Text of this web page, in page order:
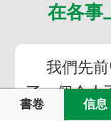
在各事
我們先
了一個令人
並在一切
書卷 信息